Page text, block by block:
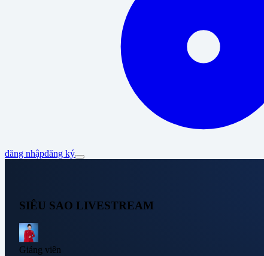
đăng nhậpđăng ký
SIÊU SAO LIVESTREAM
Giảng viên